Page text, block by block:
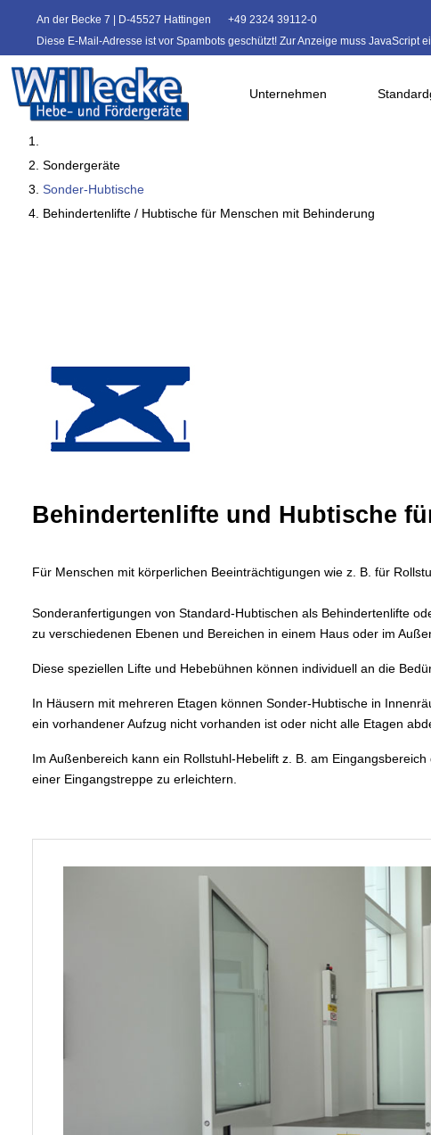
An der Becke 7 | D-45527 Hattingen
+49 2324 39112-0
Diese E-Mail-Adresse ist vor Spambots geschützt! Zur Anzeige muss JavaScript
Unternehmen
Sondergeräte
Sonder-Hubtische
Behindertenlifte / Hubtische für Menschen mit Behinderung
Behindertenlifte und Hubtische
Für Menschen mit körperlichen Beeinträchtigungen wie z. B. für
Sonderanfertigungen von Standard-Hubtischen als Behindertenlifte
zu verschiedenen Ebenen und Bereichen in einem Haus oder im
Diese speziellen Lifte und Hebebühnen können individuell an die
In Häusern mit mehreren Etagen können Sonder-Hubtische in
ein vorhandener Aufzug nicht vorhanden ist oder nicht alle Etagen
Im Außenbereich kann ein Rollstuhl-Hebelift z. B. am
einer Eingangstreppe zu erleichtern.